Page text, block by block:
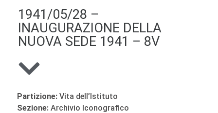
1941/05/28 –
INAUGURAZIONE DELLA
NUOVA SEDE 1941 – 8V
Partizione: Vita dell’Istituto
Sezione: Archivio Iconografico